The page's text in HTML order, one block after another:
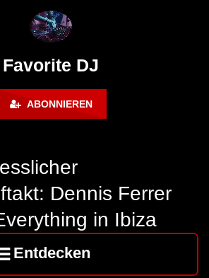
Favorite DJ
ABONNIEREN
Dennis Ferrer
in Ibiza
Entdecken